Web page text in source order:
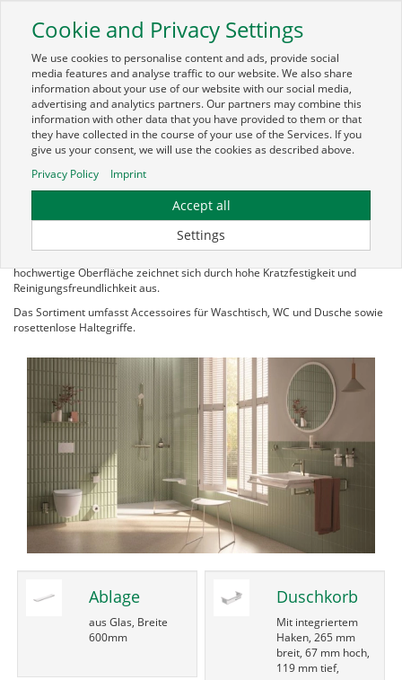
Toggle
navigation
Serie 480
Serie 480 basiert auf einem zeitlosen Rundrohrdesign und zeichnet sich
durch fein abgestimmte Radien, reduzierte Wandanbindungen und eine
klare architektonische Gestaltung aus.
hochwertige Oberfläche zeichnet sich durch hohe Kratzfestigkeit und
Reinigungsfreundlichkeit aus.
Das Sortiment umfasst Accessoires für Waschtisch, WC und Dusche sowie
rosettenlose Haltegriffe.
Ablage
aus Glas, Breite
600mm
Duschkorb
Mit integriertem
Haken, 265 mm
breit, 67 mm hoch,
119 mm tief,
Cookie and Privacy Settings
We use cookies to personalise content and ads, provide social
media features and analyse traffic to our website. We also share
information about your use of our website with our social media,
advertising and analytics partners. Our partners may combine this
information with other data that you have provided to them or that
they have collected in the course of your use of the Services. If you
give us your consent, we will use the cookies as described above.
Privacy Policy
Imprint
Accept all
Settings